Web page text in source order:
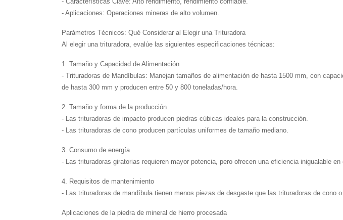
- Aplicaciones: Operaciones mineras de alto volumen.
Parámetros Técnicos: Qué Considerar al Elegir una Trituradora
Al elegir una trituradora, evalúe las siguientes especificaciones técnicas:
1. Tamaño y Capacidad de Alimentación
- Trituradoras de Mandíbulas: Manejan tamaños de alimentación de hasta 1500 mm, con
de hasta 300 mm y producen entre 50 y 800 toneladas/hora.
2. Tamaño y forma de la producción
- Las trituradoras de impacto producen piedras cúbicas ideales para la construcción.
- Las trituradoras de cono producen partículas uniformes de tamaño mediano.
3. Consumo de energía
- Las trituradoras giratorias requieren mayor potencia, pero ofrecen una eficiencia inigualable en
4. Requisitos de mantenimiento
- Las trituradoras de mandíbula tienen menos piezas de desgaste que las trituradoras de cono
Aplicaciones de la piedra de mineral de hierro procesada